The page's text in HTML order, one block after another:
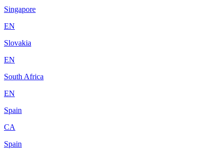
Singapore
EN
Slovakia
EN
South Africa
EN
Spain
CA
Spain